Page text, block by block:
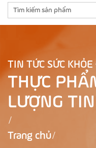
TIN TỨC SỨC
THỰC
LƯỢNG
Trang chủ